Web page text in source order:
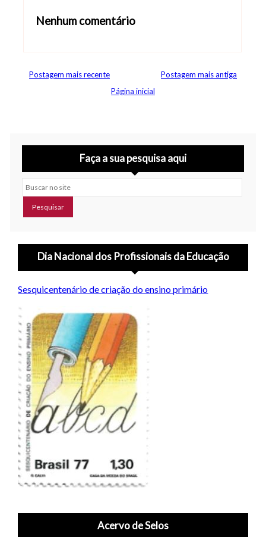
Nenhum comentário
Postagem mais recente
Postagem mais antiga
Página inicial
Faça a sua pesquisa aqui
Buscar no site
Dia Nacional dos Profissionais da Educação
Sesquicentenário de criação do ensino primário
Acervo de Selos